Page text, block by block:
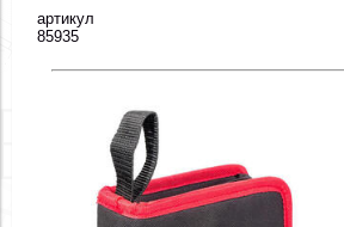
артикул
85935